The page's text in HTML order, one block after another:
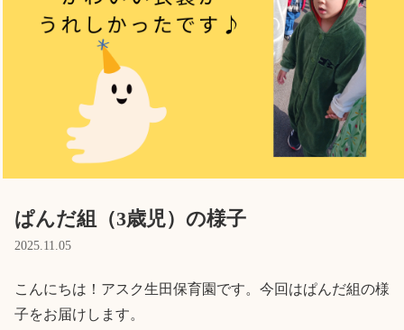
ホーム
利用者の声
プライバシーポリシー
ぱんだ組（3歳児）の様子
2025.11.05
こんにちは！アスク生田保育園です。今回はぱんだ組の様
子をお届けします。